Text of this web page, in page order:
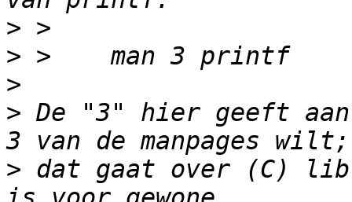
>
>
>
> De "3" hier geeft
> dat gaat over (C)